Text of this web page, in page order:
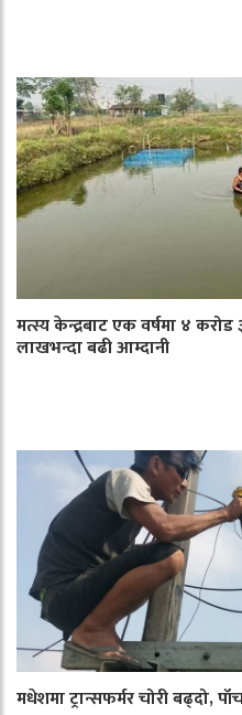
मत्स्य केन्द्रबाट एक वर्षमा ४
लाखभन्दा बढी आम्दानी
मधेशमा ट्रान्सफर्मर चोरी बढ्दो,